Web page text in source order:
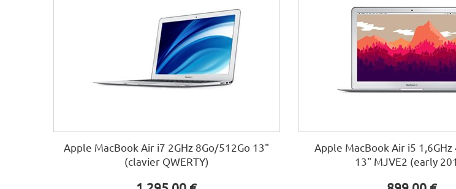
Apple MacBook Air i7 2GHz 8Go/512Go 13"
(clavier QWERTY)
Apple MacBook Air i5
13" MJVE2 (early